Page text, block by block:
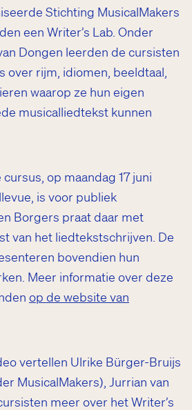
Stichting MusicalMakers
een Writer’s Lab. Onder
Dongen leerden de cursisten
over rijm, idiomen, beeldtaal,
waarop ze hun eigen
musicalliedtekst kunnen
op maandag 17 juni
is voor publiek
Borgers praat daar met
van het liedtekstschrijven. De
bovendien hun
Meer informatie over deze
op de website van
vertellen Ulrike Bürger-Bruijs
MusicalMakers), Jurrian van
meer over het Writer’s